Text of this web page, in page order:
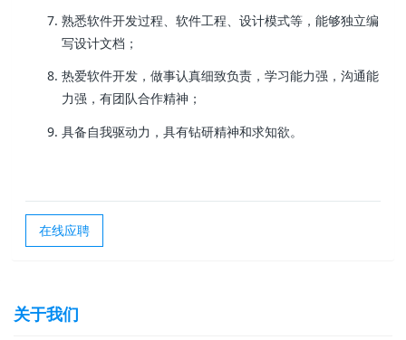
熟悉软件开发过程、软件工程、设计模式等，能够独立编
写设计文档；
热爱软件开发，做事认真细致负责，学习能力强，沟通能
力强，有团队合作精神；
具备自我驱动力，具有钻研精神和求知欲。
在线应聘
关于我们